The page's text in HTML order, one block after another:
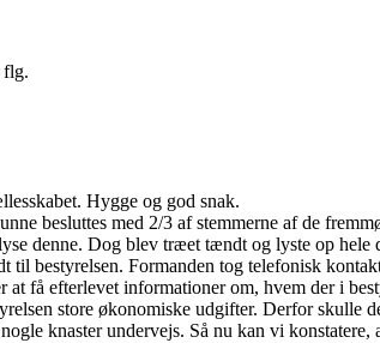
flg.
Hygge og god snak.
besluttes med 2/3 af stemmerne af de
denne. Dog blev træet tændt og lyste op hele
bestyrelsen. Formanden tog telefonisk
få efterlevet informationer om, hvem der i
store økonomiske udgifter. Derfor skulle
knaster undervejs. Så nu kan vi